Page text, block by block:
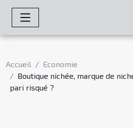
Accueil
Economie
Boutique nichée, marque de
pari risqué ?